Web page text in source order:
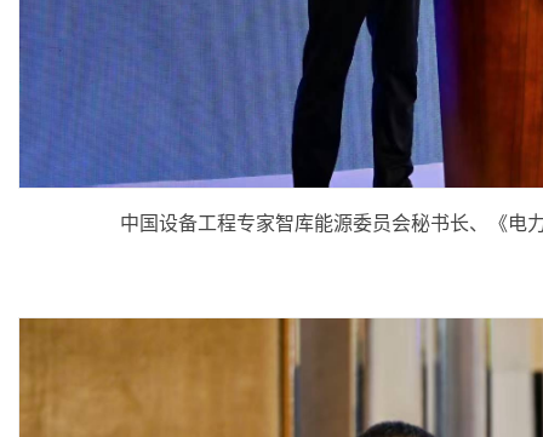
中国设备工程专家智库能源委员会秘书长、《电力设